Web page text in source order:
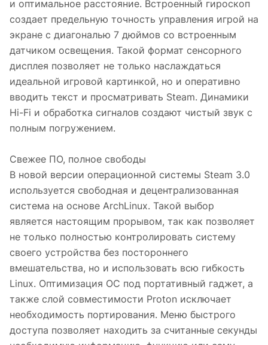
и оптимальное расстояние. Встроенный гироскоп
создает предельную точность управления игрой на
экране с диагональю 7 дюймов со встроенным
датчиком освещения. Такой формат сенсорного
дисплея позволяет не только наслаждаться
идеальной игровой картинкой, но и оперативно
вводить текст и просматривать Steam. Динамики
Hi-Fi и обработка сигналов создают чистый звук с
полным погружением.
Свежее ПО, полное свободы
В новой версии операционной системы Steam 3.0
используется свободная и децентрализованная
система на основе ArchLinux. Такой выбор
является настоящим прорывом, так как позволяет
не только полностью контролировать систему
своего устройства без постороннего
вмешательства, но и использовать всю гибкость
Linux. Оптимизация ОС под портативный гаджет, а
также слой совместимости Proton исключает
необходимость портирования. Меню быстрого
доступа позволяет находить за считанные секунды